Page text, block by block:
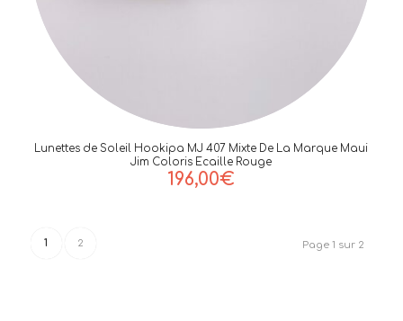
Lunettes de Soleil Hookipa MJ 407 Mixte De La Marque Maui
Jim Coloris Ecaille Rouge
196,00€
Page 1 sur 2
1 2